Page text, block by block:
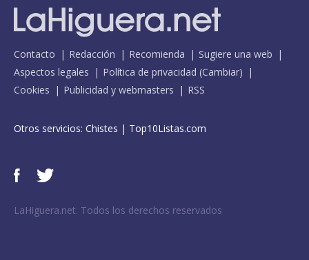
Contacto Redacción Recomienda
Sugiere una web
Aspectos legales
Política de privacidad (Cambiar)
Cookies
Publicidad y webmasters RSS
Otros servicios: Chistes | Top10Listas.com
LaHiguera.net. Todos los derechos reservados